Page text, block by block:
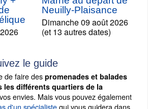
Neuilly-Plaisance
Dimanche 09 août 2026
(et 13 autres dates)
le guide
de faire des promenades et balades
les différents quartiers de la
envies. Mais vous pouvez également
d'un spécialistequi vous guidera dans